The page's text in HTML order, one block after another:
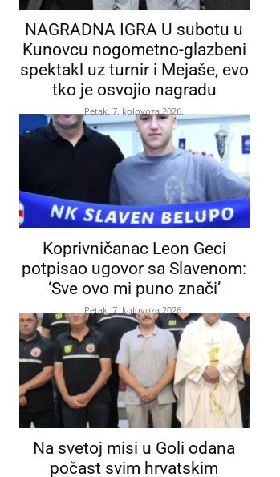
NAGRADNA IGRA U subotu u
Kunovcu nogometno-glazbeni
spektakl uz turnir i Mejaše, evo
tko je osvojio nagradu
Petak, 7. kolovoza 2026.
Koprivničanac Leon Geci
potpisao ugovor sa Slavenom:
‘Sve ovo mi puno znači’
Petak, 7. kolovoza 2026.
Na svetoj misi u Goli odana
počast svim hrvatskim